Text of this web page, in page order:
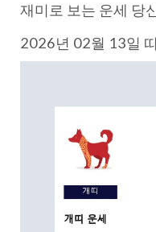
재미로 보는 운세 당
2026년 02월 13일